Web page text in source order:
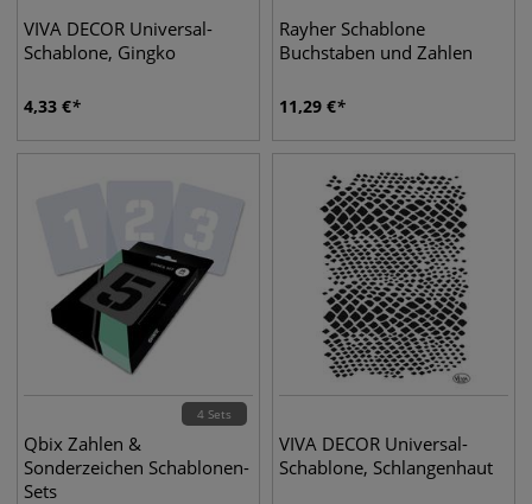
VIVA DECOR Universal-
Schablone, Gingko
4,33 €
Rayher Schablone
Buchstaben und Zahlen
11,29 €
4 Sets
Qbix Zahlen &
Sonderzeichen Schablonen-
Sets
VIVA DECOR Universal-
Schablone, Schlangenhaut